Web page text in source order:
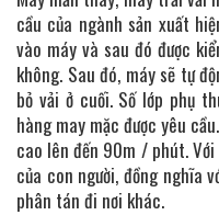
cầu của ngành sản xuất
vào máy và sau đó được
không. Sau đó, máy sẽ tự
bỏ vải ở cuối. Số lớp phụ
hàng may mặc được yêu
cao lên đến 90m / phút.
của con người, đồng nghĩa
phân tán đi nơi khác.